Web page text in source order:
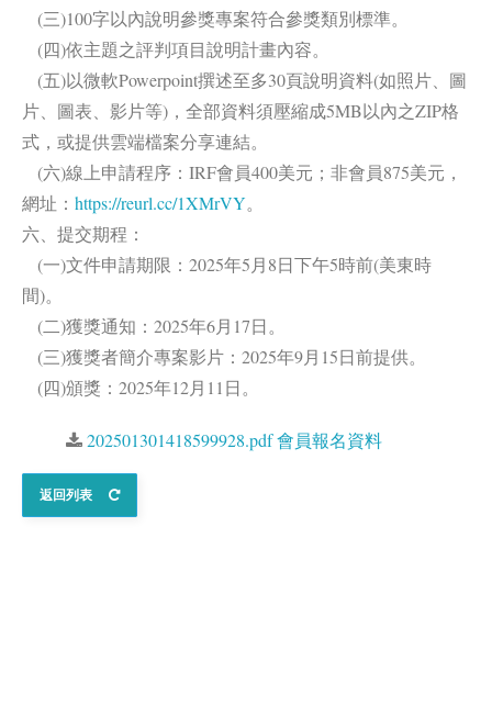
(三)100字以內說明參獎專案符合參獎類別標準。
(四)依主題之評判項目說明計畫內容。
(五)以微軟Powerpoint撰述至多30頁說明資料(如照片、圖
片、圖表、影片等)，全部資料須壓縮成5MB以內之ZIP格
式，或提供雲端檔案分享連結。
(六)線上申請程序：IRF會員400美元；非會員875美元，
網址： https://reurl.cc/1XMrVY。
六、提交期程：
(一)文件申請期限：2025年5月8日下午5時前(美東時
間)。
(二)獲獎通知：2025年6月17日。
(三)獲獎者簡介專案影片：2025年9月15日前提供。
(四)頒獎：2025年12月11日。
202501301418599928.pdf 會員報名資料
返回列表